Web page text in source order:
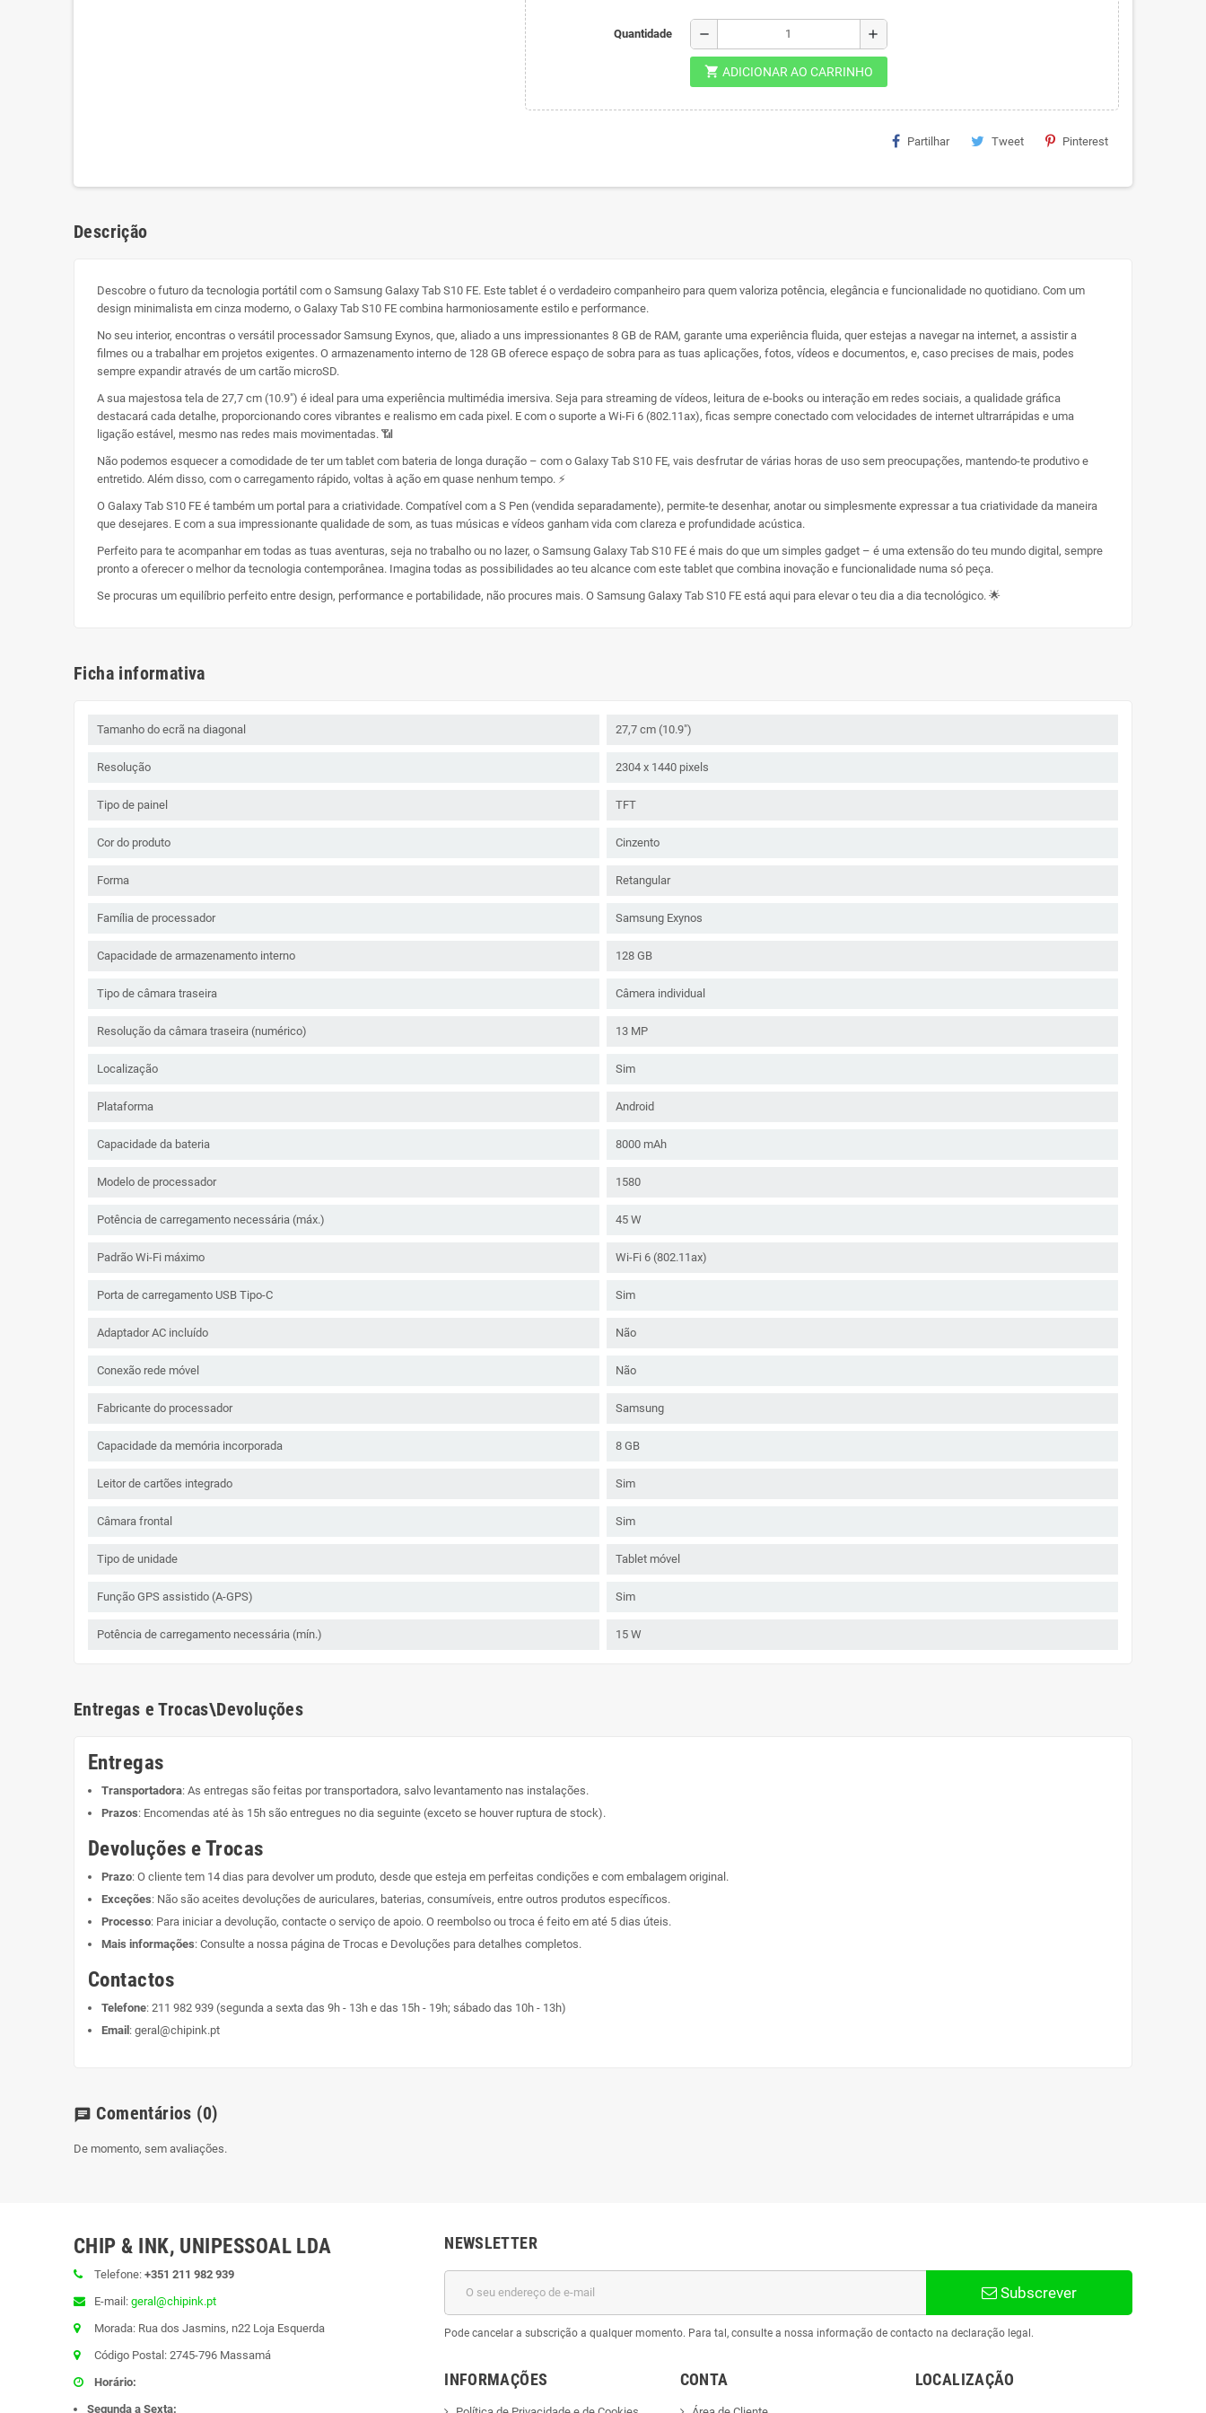
Quantidade remove add
shopping_cart ADICIONAR AO CARRINHO
Partilhar Tweet Pinterest
Descrição
Descobre o futuro da tecnologia portátil com o Samsung Galaxy Tab S10 FE. Este tablet é o verdadeiro companheiro para quem valoriza potência, elegância e funcionalidade no quotidiano. Com um
design minimalista em cinza moderno, o Galaxy Tab S10 FE combina harmoniosamente estilo e performance.
No seu interior, encontras o versátil processador Samsung Exynos, que, aliado a uns impressionantes 8 GB de RAM, garante uma experiência fluida, quer estejas a navegar na internet, a assistir a
filmes ou a trabalhar em projetos exigentes. O armazenamento interno de 128 GB oferece espaço de sobra para as tuas aplicações, fotos, vídeos e documentos, e, caso precises de mais, podes
sempre expandir através de um cartão microSD.
A sua majestosa tela de 27,7 cm (10.9") é ideal para uma experiência multimédia imersiva. Seja para streaming de vídeos, leitura de e-books ou interação em redes sociais, a qualidade gráfica
destacará cada detalhe, proporcionando cores vibrantes e realismo em cada pixel. E com o suporte a Wi-Fi 6 (802.11ax), ficas sempre conectado com velocidades de internet ultrarrápidas e uma
ligação estável, mesmo nas redes mais movimentadas. 📶
Não podemos esquecer a comodidade de ter um tablet com bateria de longa duração – com o Galaxy Tab S10 FE, vais desfrutar de várias horas de uso sem preocupações, mantendo-te produtivo e
entretido. Além disso, com o carregamento rápido, voltas à ação em quase nenhum tempo. ⚡
O Galaxy Tab S10 FE é também um portal para a criatividade. Compatível com a S Pen (vendida separadamente), permite-te desenhar, anotar ou simplesmente expressar a tua criatividade da maneira
que desejares. E com a sua impressionante qualidade de som, as tuas músicas e vídeos ganham vida com clareza e profundidade acústica.
Perfeito para te acompanhar em todas as tuas aventuras, seja no trabalho ou no lazer, o Samsung Galaxy Tab S10 FE é mais do que um simples gadget – é uma extensão do teu mundo digital, sempre
pronto a oferecer o melhor da tecnologia contemporânea. Imagina todas as possibilidades ao teu alcance com este tablet que combina inovação e funcionalidade numa só peça.
Se procuras um equilíbrio perfeito entre design, performance e portabilidade, não procures mais. O Samsung Galaxy Tab S10 FE está aqui para elevar o teu dia a dia tecnológico. 🌟
Ficha informativa
Tamanho do ecrã na diagonal 27,7 cm (10.9")
Resolução 2304 x 1440 pixels
Tipo de painel TFT
Cor do produto Cinzento
Forma Retangular
Família de processador Samsung Exynos
Capacidade de armazenamento interno 128 GB
Tipo de câmara traseira Câmera individual
Resolução da câmara traseira (numérico) 13 MP
Localização Sim
Plataforma Android
Capacidade da bateria 8000 mAh
Modelo de processador 1580
Potência de carregamento necessária (máx.) 45 W
Padrão Wi-Fi máximo Wi-Fi 6 (802.11ax)
Porta de carregamento USB Tipo-C Sim
Adaptador AC incluído Não
Conexão rede móvel Não
Fabricante do processador Samsung
Capacidade da memória incorporada 8 GB
Leitor de cartões integrado Sim
Câmara frontal Sim
Tipo de unidade Tablet móvel
Função GPS assistido (A-GPS) Sim
Potência de carregamento necessária (mín.) 15 W
Entregas e Trocas\Devoluções
Entregas
Transportadora: As entregas são feitas por transportadora, salvo levantamento nas instalações.
Prazos: Encomendas até às 15h são entregues no dia seguinte (exceto se houver ruptura de stock).
Devoluções e Trocas
Prazo: O cliente tem 14 dias para devolver um produto, desde que esteja em perfeitas condições e com embalagem original.
Exceções: Não são aceites devoluções de auriculares, baterias, consumíveis, entre outros produtos específicos.
Processo: Para iniciar a devolução, contacte o serviço de apoio. O reembolso ou troca é feito em até 5 dias úteis.
Mais informações: Consulte a nossa página de Trocas e Devoluções para detalhes completos.
Contactos
Telefone: 211 982 939 (segunda a sexta das 9h - 13h e das 15h - 19h; sábado das 10h - 13h)
Email : geral@chipink.pt
chat Comentários (0)
De momento, sem avaliações.
CHIP & INK, UNIPESSOAL LDA
Telefone: +351 211 982 939
E-mail: geral@chipink.pt
Morada: Rua dos Jasmins, n22 Loja Esquerda
Código Postal: 2745-796 Massamá
Horário:
Segunda a Sexta:
NEWSLETTER
Subscrever
Pode cancelar a subscrição a qualquer momento. Para tal, consulte a nossa informação de contacto na declaração legal.
INFORMAÇÕES CONTA LOCALIZAÇÃO